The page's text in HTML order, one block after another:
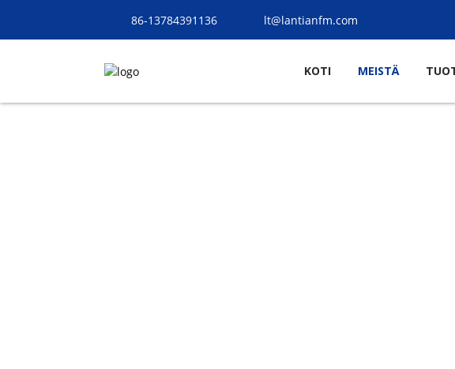
86-13784391136 lt@lantianfm.com
KOTI MEISTÄ